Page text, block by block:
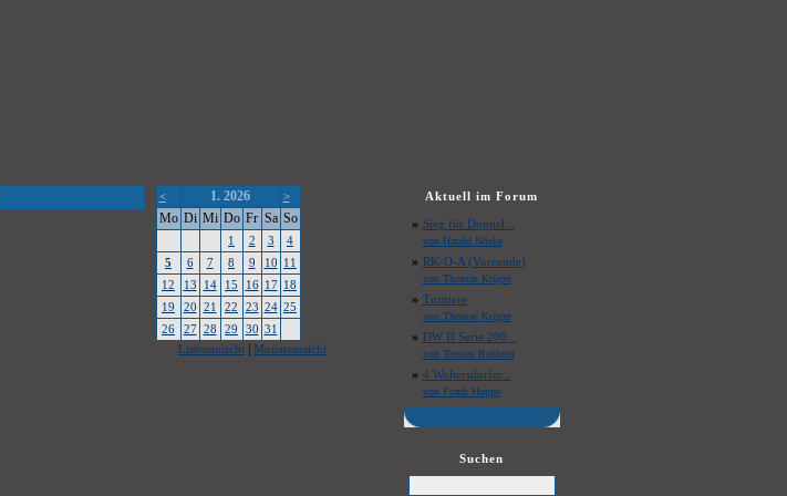
< 1. 2026 >
Mo Di Mi Do Fr Sa So
1 2 3
4
5
6 7 8 9 10 11
12
13 14 15 16 17 18
19
20 21 22 23 24 25
26
27 28 29 30 31
Listenansicht
Monatsansicht
Aktuell im Forum
» Sieg für Doppel...
von Harald Nöske
» RK-O-A (Vorrunde)
von Thomas Krüger
» Turniere
von Thomas Krüger
» DW II Serie 200...
von Torsten Rehbein
» 4.Woltersdorfer...
von Frank Hoppe
Suchen